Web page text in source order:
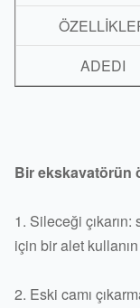
ADEDI
Bir ekskavatörün
1. Sileceği
için bir alet kullanın
2. Eski camı